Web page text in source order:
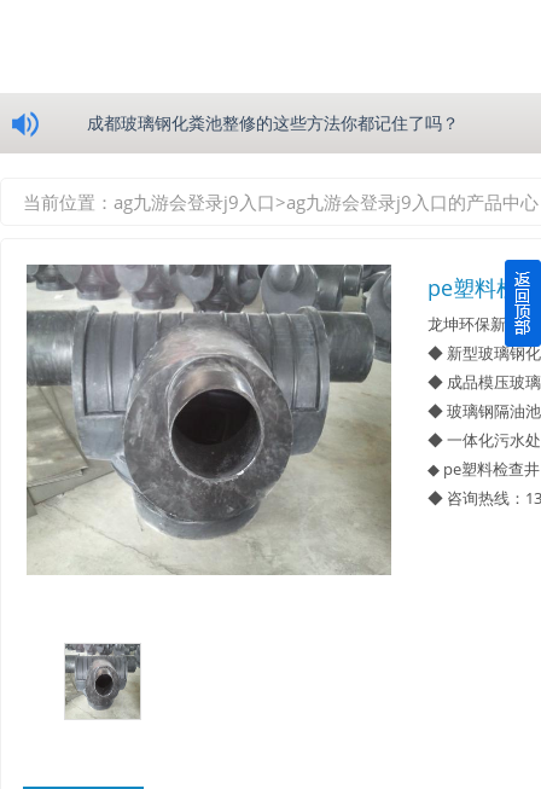
成都玻璃钢化粪池整修的这些方法你都记住了吗？
四川玻璃钢化粪池逐渐取代传统玻璃钢化粪池的这几点原因
关于重庆玻璃钢化粪池的这些基础知识你都记住了吗？
四川玻璃钢化粪池选购时应该如何进行挑选？
在安装绵阳玻璃钢化粪池时可能遇到这些难题
使用成都玻璃钢化粪池的七大好处你都记住了吗？
当前位置： ag九游会登录j9入口>ag九游会登录j9入口的产品中心
pe塑料检
龙坤环保新型
◆ 新型玻璃钢
◆ 成品模压玻
◆ 玻璃钢隔油池
◆ 一体化污水
◆ pe塑料检查井
◆ 咨询热线：